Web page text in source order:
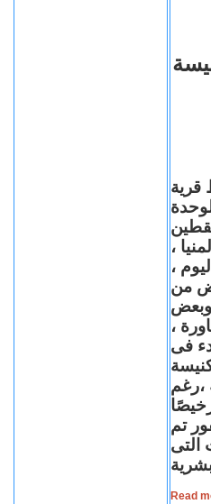
قرية
،
،
من
وبعض
،
فى
،رغم
تم
التى